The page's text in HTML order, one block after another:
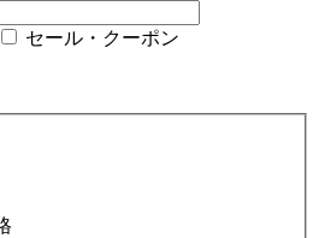
セール・クーポン